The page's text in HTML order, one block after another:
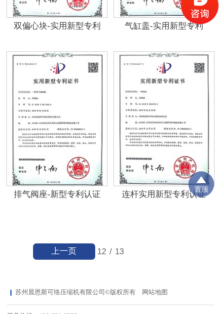
双偏心块-实用新型专利 气缸盖-实用新型专利
排气阀座-新型专利认证 连杆实用新型专利认证
12 / 13
上一页
置顶
苏州晨恩斯可络压缩机有限公司©版权所有 网站地图